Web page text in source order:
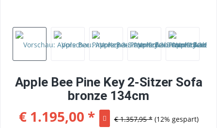
Apple Bee Pine Key 2-Sitzer Sofa
bronze 134cm
€ 1.195,00 * € 1.357,95 * (12% gespart)